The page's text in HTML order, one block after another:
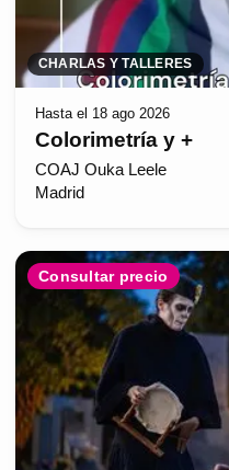
CHARLAS Y TALLERES
Hasta el 18 ago 2026
Colorimetría y +
COAJ Ouka Leele
Madrid
Consultar precio